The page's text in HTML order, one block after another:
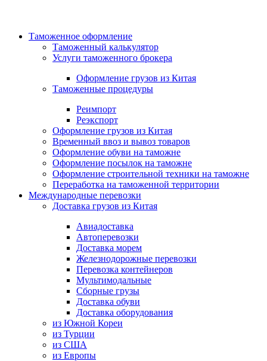
Таможенное оформление
Таможенный калькулятор
Услуги таможенного брокера
Оформление грузов из Китая
Таможенные процедуры
Реимпорт
Реэкспорт
Оформление грузов из Китая
Временный ввоз и вывоз товаров
Оформление обуви на таможне
Оформление посылок на таможне
Оформление строительной техники на таможне
Переработка на таможенной территории
Международные перевозки
Доставка грузов из Китая
Авиадоставка
Автоперевозки
Доставка морем
Железнодорожные перевозки
Перевозка контейнеров
Мультимодальные
Сборные грузы
Доставка обуви
Доставка оборудования
из Южной Кореи
из Турции
из США
из Европы